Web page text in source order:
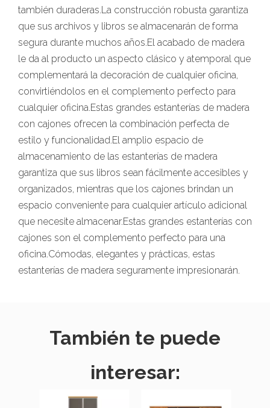
también duraderas.La construcción robusta garantiza
que sus archivos y libros se almacenarán de forma
segura durante muchos años.El acabado de madera
le da al producto un aspecto clásico y atemporal que
complementará la decoración de cualquier oficina,
convirtiéndolos en el complemento perfecto para
cualquier oficina.Estas grandes estanterías de madera
con cajones ofrecen la combinación perfecta de
estilo y funcionalidad.El amplio espacio de
almacenamiento de las estanterías de madera
garantiza que sus libros sean fácilmente accesibles y
organizados, mientras que los cajones brindan un
espacio conveniente para cualquier artículo adicional
que necesite almacenar.Estas grandes estanterías con
cajones son el complemento perfecto para una
oficina.Cómodas, elegantes y prácticas, estas
estanterías de madera seguramente impresionarán.
También te puede
interesar: